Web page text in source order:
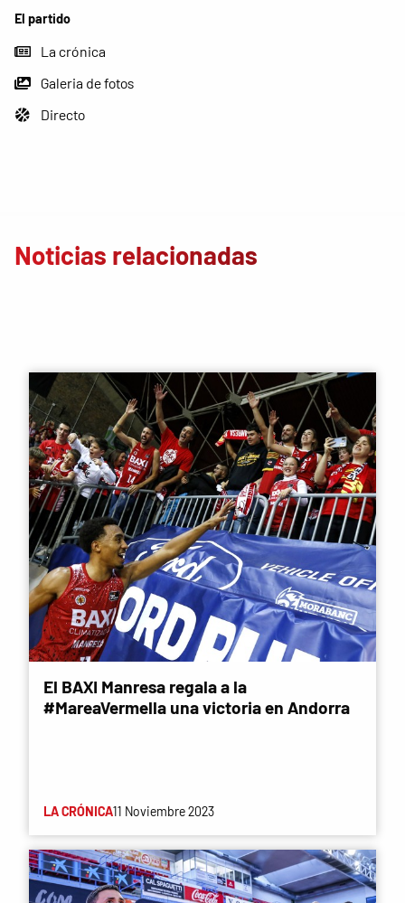
El partido
La crónica
Galeria de fotos
Directo
Noticias relacionadas
El BAXI Manresa regala a la
#MareaVermella una victoria en Andorra
LA CRÓNICA11 Noviembre 2023